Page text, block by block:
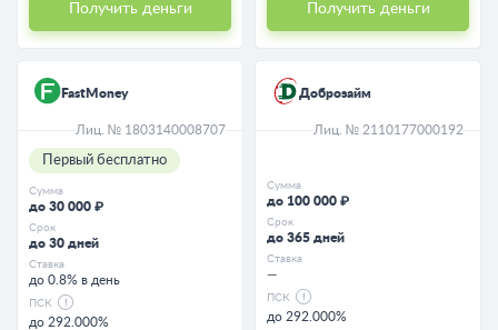
Получить деньги Получить деньги
FastMoney
Лиц. № 1803140008707
Первый бесплатно
Сумма
до 30 000 ₽
Срок
до 30 дней
Ставка
до 0.8% в день
ПСК
до 292.000%
Доброзайм
Лиц. № 2110177000192
Сумма
до 100 000 ₽
Срок
до 365 дней
Ставка
—
ПСК
до 292.000%